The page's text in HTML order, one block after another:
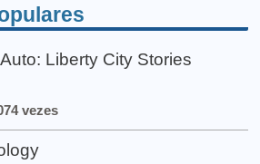
Liberty City Stories
vezes